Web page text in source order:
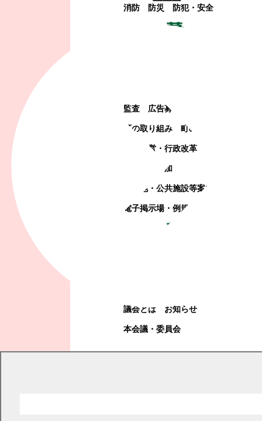
消防 防災 防犯・安全
監査 広告募集
町の取り組み
町の概要
町政運営・行政改革
町政への参加
観光地・公共施設等案内
電子掲示場・例規集
議会とは
お知らせ
本会議・委員会